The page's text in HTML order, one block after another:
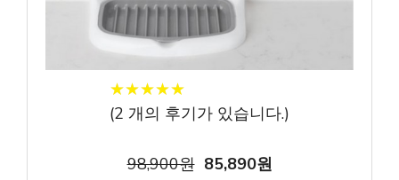
★★★★★
★★★★★
(2 개의 후기가 있습니다.)
98,900원 85,890원